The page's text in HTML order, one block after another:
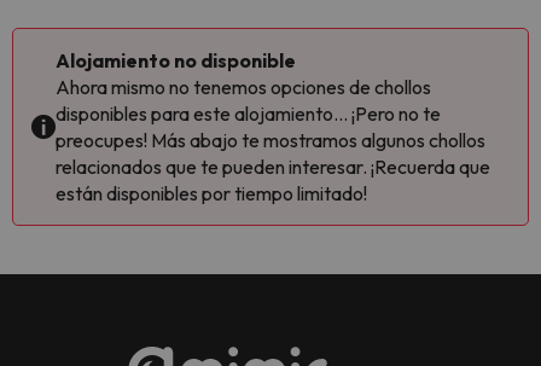
Alojamiento no disponible
Ahora mismo no tenemos opciones de chollos
disponibles para este alojamiento... ¡Pero no te
preocupes! Más abajo te mostramos algunos chollos
relacionados que te pueden interesar. ¡Recuerda que
están disponibles por tiempo limitado!